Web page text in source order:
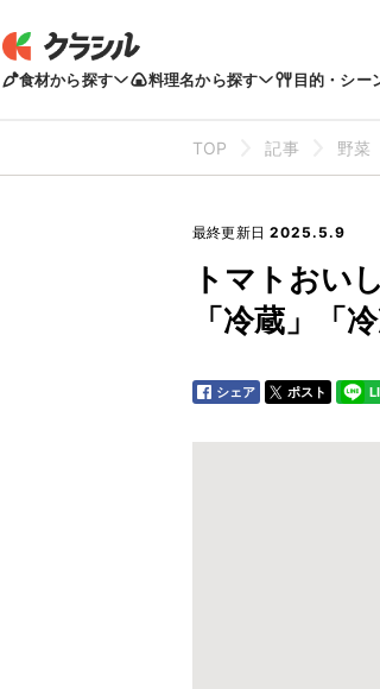
食材から探す 料理名から探す 目的・シー
TOP 記事 野菜
最終更新日 2025.5.9
トマトおい
「冷蔵」「
シェア ポスト